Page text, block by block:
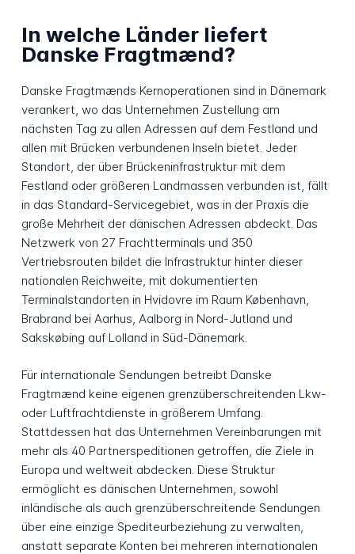
In welche Länder liefert
Danske Fragtmænd?
Danske Fragtmænds Kernoperationen sind in Dänemark
verankert, wo das Unternehmen Zustellung am
nächsten Tag zu allen Adressen auf dem Festland und
allen mit Brücken verbundenen Inseln bietet. Jeder
Standort, der über Brückeninfrastruktur mit dem
Festland oder größeren Landmassen verbunden ist, fällt
in das Standard-Servicegebiet, was in der Praxis die
große Mehrheit der dänischen Adressen abdeckt. Das
Netzwerk von 27 Frachtterminals und 350
Vertriebsrouten bildet die Infrastruktur hinter dieser
nationalen Reichweite, mit dokumentierten
Terminalstandorten in Hvidovre im Raum København,
Brabrand bei Aarhus, Aalborg in Nord-Jutland und
Sakskøbing auf Lolland in Süd-Dänemark.
Für internationale Sendungen betreibt Danske
Fragtmænd keine eigenen grenzüberschreitenden Lkw-
oder Luftfrachtdienste in größerem Umfang.
Stattdessen hat das Unternehmen Vereinbarungen mit
mehr als 40 Partnerspeditionen getroffen, die Ziele in
Europa und weltweit abdecken. Diese Struktur
ermöglicht es dänischen Unternehmen, sowohl
inländische als auch grenzüberschreitende Sendungen
über eine einzige Spediteurbeziehung zu verwalten,
anstatt separate Konten bei mehreren internationalen